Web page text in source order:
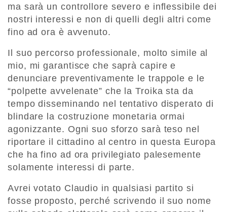
ma sarà un controllore severo e inflessibile dei
nostri interessi e non di quelli degli altri come
fino ad ora è avvenuto.
Il suo percorso professionale, molto simile al
mio, mi garantisce che saprà capire e
denunciare preventivamente le trappole e le
“polpette avvelenate” che la Troika sta da
tempo disseminando nel tentativo disperato di
blindare la costruzione monetaria ormai
agonizzante. Ogni suo sforzo sarà teso nel
riportare il cittadino al centro in questa Europa
che ha fino ad ora privilegiato palesemente
solamente interessi di parte.
Avrei votato Claudio in qualsiasi partito si
fosse proposto, perché scrivendo il suo nome